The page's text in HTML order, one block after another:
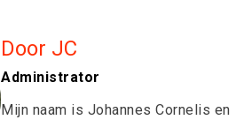
Door JC
Administrator
Mijn naam is Johannes Cornelis en